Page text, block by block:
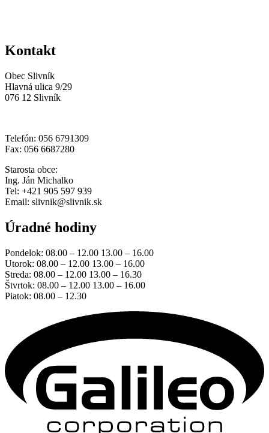
Kontakt
Obec Slivník
Hlavná ulica 9/29
076 12 Slivník
Telefón: 056 6791309
Fax: 056 6687280
Starosta obce:
Ing. Ján Michalko
Tel: +421 905 597 939
Email: slivnik@slivnik.sk
Úradné hodiny
Pondelok: 08.00 – 12.00 13.00 – 16.00
Utorok: 08.00 – 12.00 13.00 – 16.00
Streda: 08.00 – 12.00 13.00 – 16.30
Štvrtok: 08.00 – 12.00 13.00 – 16.00
Piatok: 08.00 – 12.30